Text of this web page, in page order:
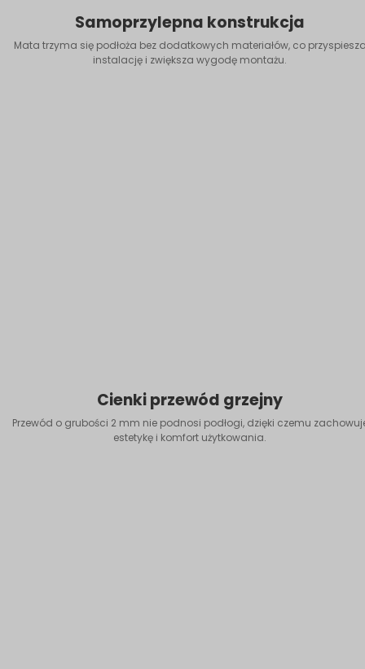
Samoprzylepna konstrukcja
Mata trzyma się podłoża bez dodatkowych materiałów, co
instalację i zwiększa wygodę montażu.
Cienki przewód grzejny
Przewód o grubości 2 mm nie podnosi podłogi, dzięki czemu
estetykę i komfort użytkowania.